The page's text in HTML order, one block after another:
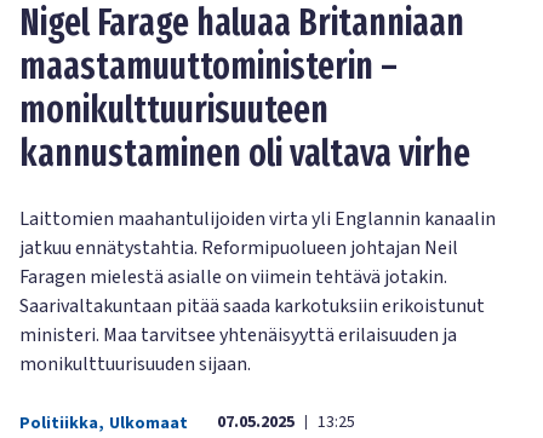
Nigel Farage haluaa Britanniaan
maastamuuttoministerin –
monikulttuurisuuteen
kannustaminen oli valtava virhe
Laittomien maahantulijoiden virta yli Englannin kanaalin
jatkuu ennätystahtia. Reformipuolueen johtajan Neil
Faragen mielestä asialle on viimein tehtävä jotakin.
Saarivaltakuntaan pitää saada karkotuksiin erikoistunut
ministeri. Maa tarvitsee yhtenäisyyttä erilaisuuden ja
monikulttuurisuuden sijaan.
Politiikka, Ulkomaat 07.05.2025 | 13:25